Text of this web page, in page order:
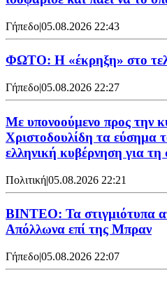
Γήπεδο|05.08.2026 22:43
ΦΩΤΟ: Η «έκρηξη» στο
Γήπεδο|05.08.2026 22:27
Με υπονοούμενο προς την
Χριστοδουλίδη τα εύσημα
ελληνική κυβέρνηση για
Πολιτική|05.08.2026 22:21
ΒΙΝΤΕΟ: Τα στιγμιότυπα
Απόλλωνα επί της Μπραν
Γήπεδο|05.08.2026 22:07